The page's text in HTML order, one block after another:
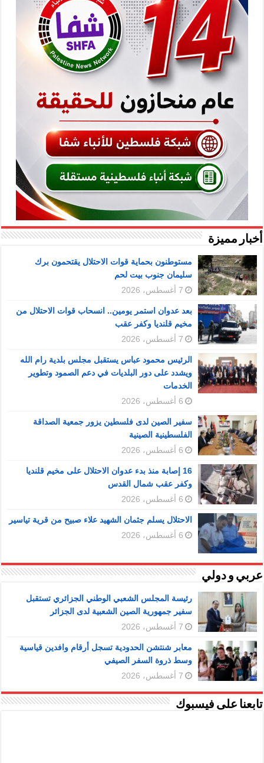
أخبار مميزة
مستوطنون بحماية قوات الاحتلال يقتحمون برك
سليمان جنوب بيت لحم
7 أغسطس، 2026
بعد عدوان استمر يومين.. انسحاب قوات الاحتلال من
مخيم قلنديا وكفر عقب
7 أغسطس، 2026
الرئيس محمود عباس يستقبل مجلس بلدية رام الله
ويشدد على دور البلديات في دعم الصمود وتطوير
الخدمات
6 أغسطس، 2026
سفير الصين لدى فلسطين يزور جمعية الصداقة
الفلسطينية الصينية
6 أغسطس، 2026
16 إصابة منذ بدء عدوان الاحتلال على مخيم قلنديا
وكفر عقب شمال القدس
6 أغسطس، 2026
الاحتلال يسلم جثمان الشهيد علاء صبيح من قرية تياسير
6 أغسطس، 2026
عربي و دولي
رئيسة المجلس الشعبي الوطني الجزائري تستقبل
سفير جمهورية الصين الشعبية لدى الجزائر
7 أغسطس، 2026
معابر شنتشن الحدودية تسجل أرقام وافدين قياسية
وسط ذروة السفر الصيفي
7 أغسطس، 2026
تابعنا على فيسبوك